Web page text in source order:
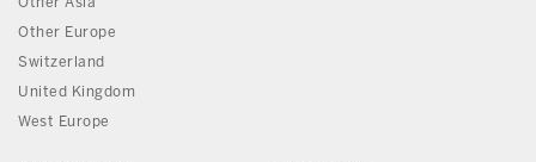
Other Asia
Other Europe
Switzerland
United Kingdom
West Europe